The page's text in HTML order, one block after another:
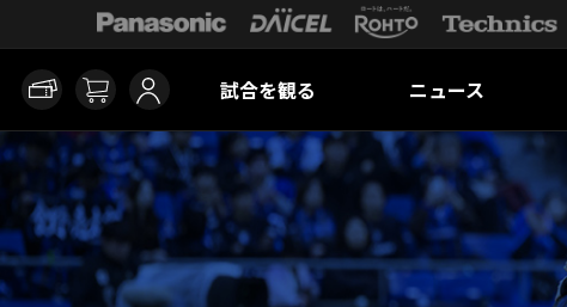
試合を観る ニュース